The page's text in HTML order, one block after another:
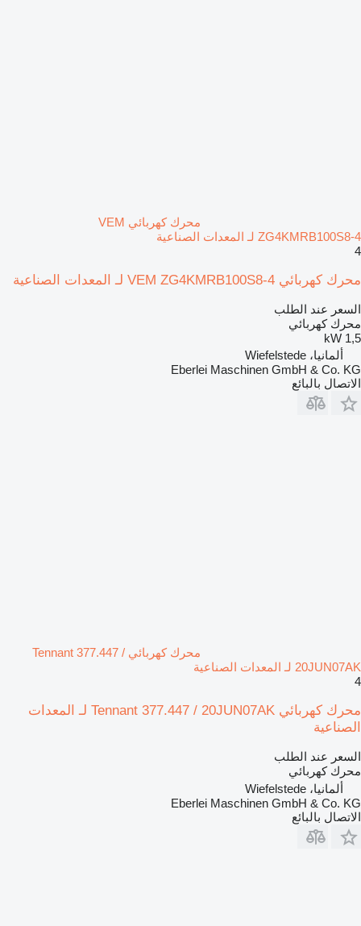
محرك كهربائي VEM
ZG4KMRB100S8-4 لـ المعدات الصناعية
4
محرك كهربائي VEM ZG4KMRB100S8-4 لـ المعدات الصناعية
السعر عند الطلب
محرك كهربائي
1,5 kW
ألمانيا، Wiefelstede
Eberlei Maschinen GmbH & Co. KG
الاتصال بالبائع
محرك كهربائي Tennant 377.447 /
20JUN07AK لـ المعدات الصناعية
4
محرك كهربائي Tennant 377.447 / 20JUN07AK لـ المعدات
الصناعية
السعر عند الطلب
محرك كهربائي
ألمانيا، Wiefelstede
Eberlei Maschinen GmbH & Co. KG
الاتصال بالبائع